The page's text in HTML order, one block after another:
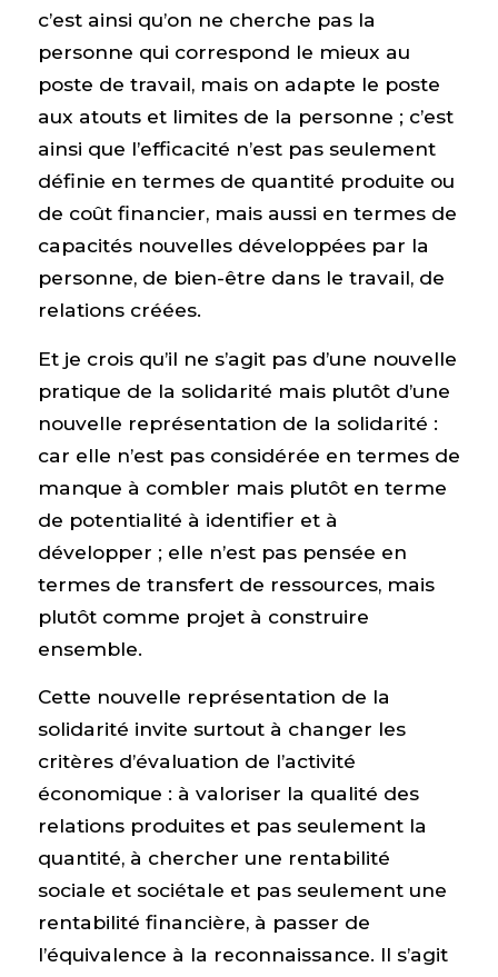
c’est ainsi qu’on ne cherche pas la
personne qui correspond le mieux au
poste de travail, mais on adapte le poste
aux atouts et limites de la personne ; c’est
ainsi que l’efficacité n’est pas seulement
définie en termes de quantité produite ou
de coût financier, mais aussi en termes de
capacités nouvelles développées par la
personne, de bien-être dans le travail, de
relations créées.
Et je crois qu’il ne s’agit pas d’une nouvelle
pratique de la solidarité mais plutôt d’une
nouvelle représentation de la solidarité :
car elle n’est pas considérée en termes de
manque à combler mais plutôt en terme
de potentialité à identifier et à
développer ; elle n’est pas pensée en
termes de transfert de ressources, mais
plutôt comme projet à construire
ensemble.
Cette nouvelle représentation de la
solidarité invite surtout à changer les
critères d’évaluation de l’activité
économique : à valoriser la qualité des
relations produites et pas seulement la
quantité, à chercher une rentabilité
sociale et sociétale et pas seulement une
rentabilité financière, à passer de
l’équivalence à la reconnaissance. Il s’agit